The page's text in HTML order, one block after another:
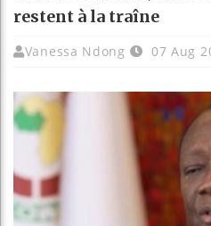
restent à la traîne
Vanessa Ndong 07 Aug